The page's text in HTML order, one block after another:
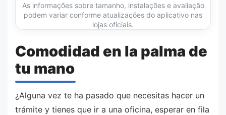
As informações sobre tamanho, instalações e avaliação
podem variar conforme atualizações do aplicativo nas
lojas oficiais.
Comodidad en la palma de
tu mano
¿Alguna vez te ha pasado que necesitas hacer un
trámite y tienes que ir a una oficina, esperar en fila